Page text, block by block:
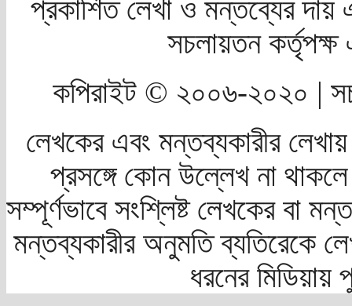
প্রকাশিত লেখা ও মন্তব্যের দায়
সচলায়তন
কপিরাইট © ২০০৬-২০২০ |
লেখকের এবং মন্তব্যকারীর
প্রসঙ্গে কোন উল্লেখ না
সম্পূর্ণভাবে সংশ্লিষ্ট লেখকের বা
মন্তব্যকারীর অনুমতি ব্যতিরেকে
ধরনের মিডিয়ায়